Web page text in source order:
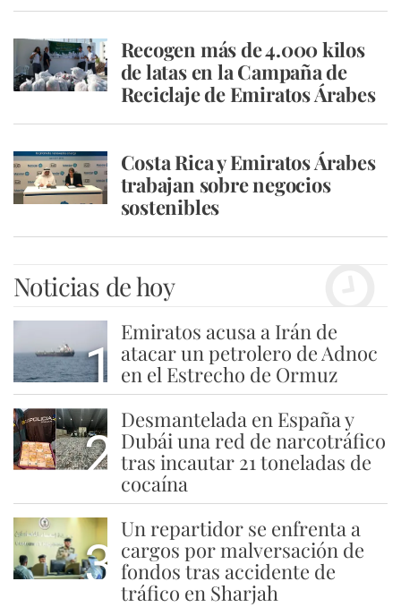
Recogen más de 4.000 kilos
de latas en la Campaña de
Reciclaje de Emiratos Árabes
Costa Rica y Emiratos Árabes
trabajan sobre negocios
sostenibles
Noticias de hoy
1
Emiratos acusa a Irán de
atacar un petrolero de Adnoc
en el Estrecho de Ormuz
2
Desmantelada en España y
Dubái una red de narcotráfico
tras incautar 21 toneladas de
cocaína
3
Un repartidor se enfrenta a
cargos por malversación de
fondos tras accidente de
tráfico en Sharjah